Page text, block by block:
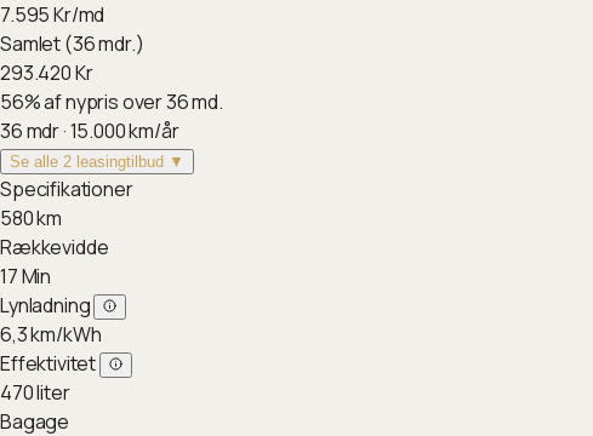
7.595Kr/md
Samlet (36 mdr.)
293.420Kr
56%af nypris over 36 md.
36mdr ·15.000km/år
Se alle 2 leasingtilbud ▼
Specifikationer
580km
Rækkevidde
17Min
Lynladning
6,3km/kWh
Effektivitet
470liter
Bagage